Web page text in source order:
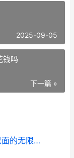
2025-09-05
钱吗
下一篇 »
|该该怎么办办轻松获得《炮炮王者’里面的无限金币和星星|